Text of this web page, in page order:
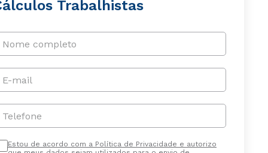
Trabalhistas
Nome completo
E-mail
Telefone
Estou de acordo com a Política de Privacidade e autorizo